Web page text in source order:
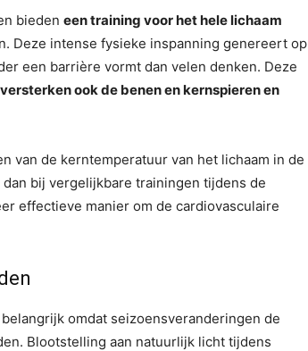
bieden een training voor het hele lichaam
Deze intense fysieke inspanning genereert op
een barrière vormt dan velen denken. Deze
versterken ook de benen en kernspieren en
van de kerntemperatuur van het lichaam in de
dan bij vergelijkbare trainingen tijdens de
effectieve manier om de cardiovasculaire
omdat seizoensveranderingen de
Blootstelling aan natuurlijk licht tijdens